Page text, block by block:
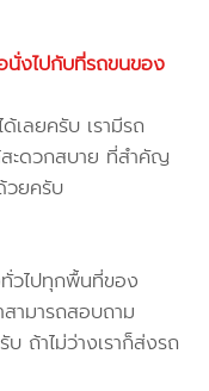
งไปกับที่รถขนของ
เลยครับ เรามีรถ
สะดวกสบาย ที่สำคัญ
วยครับ
ทั่วไปทุกพื้นที่ของ
ามารถสอบถาม
ถ้าไม่ว่างเราก็ส่งรถ